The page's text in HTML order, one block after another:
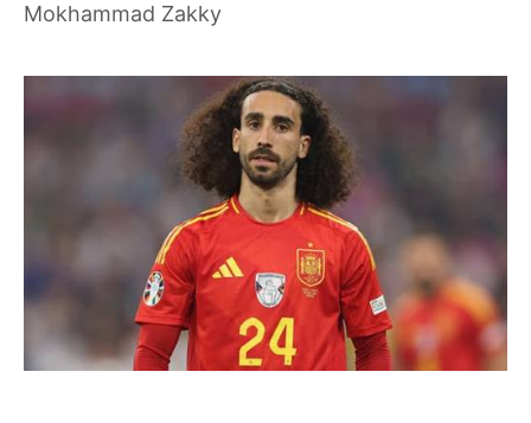
Mokhammad Zakky